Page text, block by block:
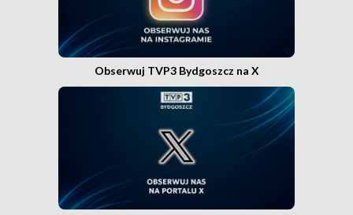
Obserwuj TVP3 Bydgoszcz na X